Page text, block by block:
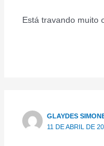
Está travando muito
GLAYDES
11 DE ABRIL DE